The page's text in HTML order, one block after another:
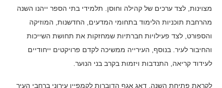
מצוינות, לצד ערכים של קהילה וחוסן. תלמידי בתי הספר ייהנו השנה
מהרחבת תוכניות הלימוד בתחומי המדעים, החדשנות, המוזיקה
והספורט, לצד פעילויות חברתיות שמחזקות את תחושת השייכות
והחיבור לעיר. בנוסף, העירייה ממשיכה לקדם פרויקטים ייחודיים
לעידוד קריאה, התנדבות ויזמות בקרב בני הנוער.
לקראת פתיחת השנה, דאג אגף הדוברות לקמפיין עירוני ברחבי העיר